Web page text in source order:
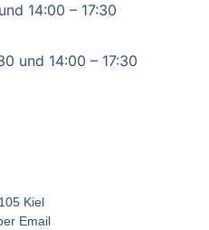
14:00 – 17:30
und 14:00 – 17:30
Kiel
Email